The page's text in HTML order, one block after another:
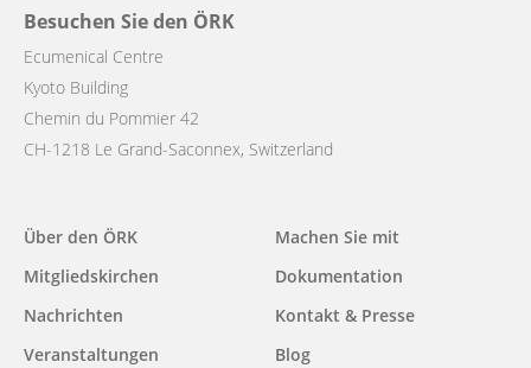
Besuchen Sie den ÖRK
Ecumenical Centre
Kyoto Building
Chemin du Pommier 42
CH-1218 Le Grand-Saconnex, Switzerland
Main
navigation
Über den ÖRK
Mitgliedskirchen
Nachrichten
Veranstaltungen
Machen Sie mit
Dokumentation
Kontakt & Presse
Blog